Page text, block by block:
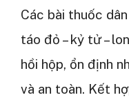
Các bài thuốc
táo đỏ – kỷ tử –
hồi hộp, ổn định
và an toàn. Kết